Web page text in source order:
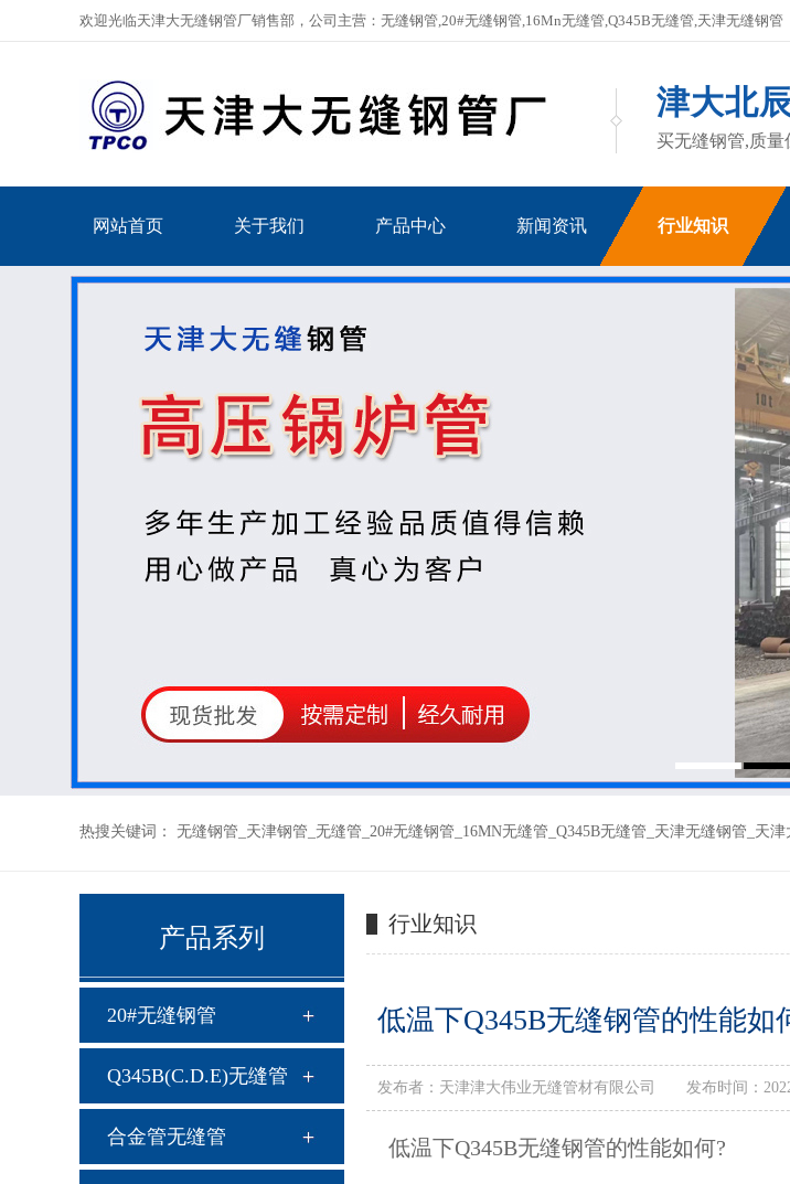
欢迎光临天津大无缝钢管厂销售部，公司主营：无缝钢管,20#无缝钢管,16Mn无缝管,Q345B无缝管,天津无缝钢管
津大北
买无缝钢管,质量
网站首页 关于我们 产品中心 新闻资讯 行业知识
热搜关键词： 无缝钢管 天津钢管 无缝管 20#无缝钢管 16MN无缝管 Q345B无缝管 天津无缝钢管 天津
产品系列
20#无缝钢管
Q345B(C.D.E)无缝管
合金管无缝管
行业知识
低温下Q345B无缝钢管的性能如
发布者：天津津大伟业无缝管材有限公司 发布时间：
低温下Q345B无缝钢管的性能如何?